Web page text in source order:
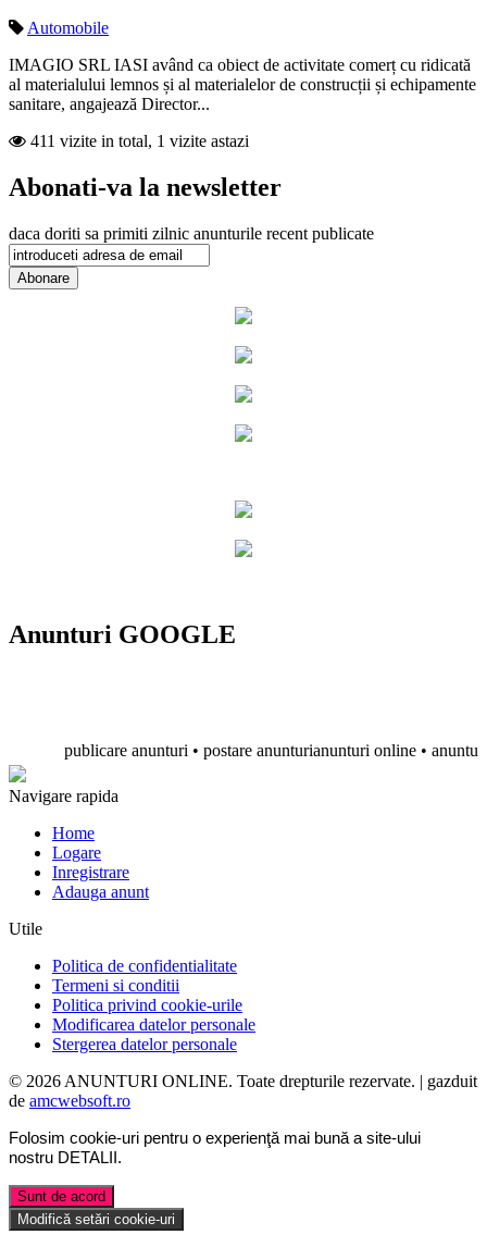
Automobile
IMAGIO SRL IASI având ca obiect de activitate comerț cu ridicată
al materialului lemnos și al materialelor de construcții și echipamente
sanitare, angajează Director...
411 vizite in total, 1 vizite astazi
Abonati-va la newsletter
daca doriti sa primiti zilnic anunturile recent publicate
Anunturi GOOGLE
publicare anunturi • postare anunturianunturi online •
Navigare rapida
Home
Logare
Inregistrare
Adauga anunt
Utile
Politica de confidentialitate
Termeni si conditii
Politica privind cookie-urile
Modificarea datelor personale
Stergerea datelor personale
© 2026 ANUNTURI ONLINE. Toate drepturile rezervate. | gazduit
de amcwebsoft.ro
Folosim cookie-uri pentru o experienţă mai bună a site-ului
nostru DETALII .
Sunt de acord
Modifică setări cookie-uri